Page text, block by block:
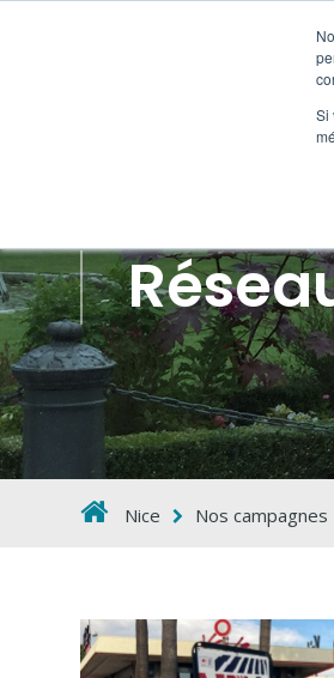
Si
Nice Nos campagnes